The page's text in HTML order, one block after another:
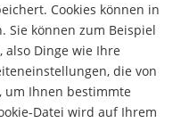
Cookies können in
Sie können zum Beispiel
also Dinge wie Ihre
die von
um Ihnen bestimmte
Datei wird auf Ihrem